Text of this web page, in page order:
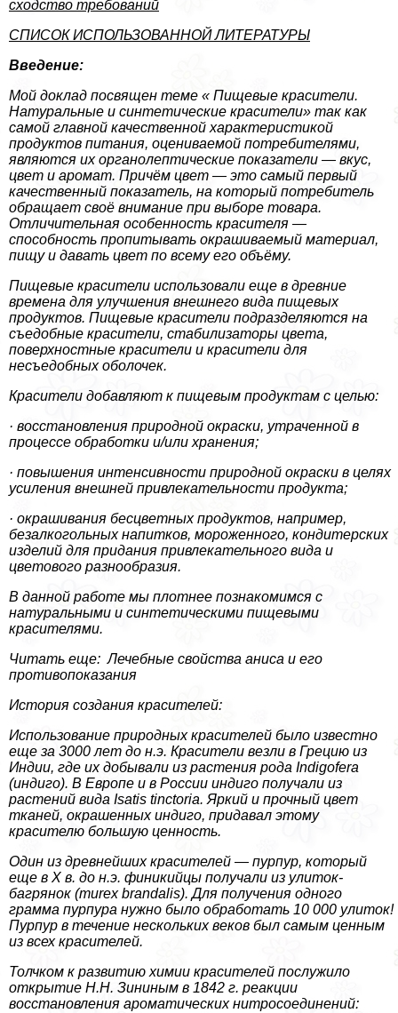
сходство требований
СПИСОК ИСПОЛЬЗОВАННОЙ ЛИТЕРАТУРЫ
Введение:
Мой доклад посвящен теме « Пищевые красители.
Натуральные и синтетические красители» так как
самой главной качественной хаpaктеристикой
продуктов питания, оцениваемой потребителями,
являются их органолептические показатели — вкус,
цвет и аромат. Причём цвет — это самый первый
качественный показатель, на который потребитель
обращает своё внимание при выборе товара.
Отличительная особенность красителя —
способность пропитывать окрашиваемый материал,
пищу и давать цвет по всему его объёму.
Пищевые красители использовали еще в древние
времена для улучшения внешнего вида пищевых
продуктов. Пищевые красители подразделяются на
съедобные красители, стабилизаторы цвета,
поверхностные красители и красители для
несъедобных оболочек.
Красители добавляют к пищевым продуктам с целью:
· восстановления природной окраски, утраченной в
процессе обработки и/или хранения;
· повышения интенсивности природной окраски в целях
усиления внешней привлекательности продукта;
· окрашивания бесцветных продуктов, например,
безалкогольных напитков, мороженного, кондитерских
изделий для придания привлекательного вида и
цветового разнообразия.
В данной работе мы плотнее познакомимся с
натуральными и синтетическими пищевыми
красителями.
Читать еще: Лечебные свойства аниса и его
противопоказания
История создания красителей:
Использование природных красителей было известно
еще за 3000 лет до н.э. Красители везли в Грецию из
Индии, где их добывали из растения рода Indigofera
(индиго). В Европе и в России индиго получали из
растений вида Isatis tinctoria. Яркий и прочный цвет
тканей, окрашенных индиго, придавал этому
красителю большую ценность.
Один из древнейших красителей — пурпур, который
еще в X в. до н.э. финикийцы получали из улиток-
багрянок (murex brandalis). Для получения одного
грамма пурпура нужно было обработать 10 000 улиток!
Пурпур в течение нескольких веков был самым ценным
из всех красителей.
Толчком к развитию химии красителей послужило
открытие Н.Н. Зининым в 1842 г. реакции
восстановления ароматических нитросоединений: